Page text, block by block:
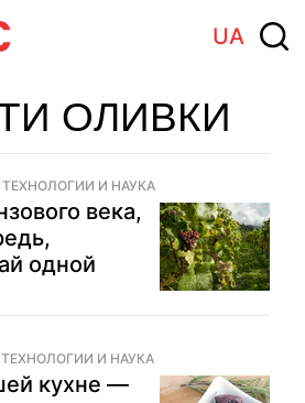
UA
ОЛИВКИ
ТЕХНОЛОГИИ И НАУКА
века,
одной
ТЕХНОЛОГИИ И НАУКА
кухне —